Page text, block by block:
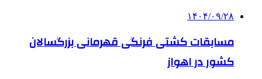
۱۴۰۴/۰۹/۲۸
مسابقات کشتی فرنگی قهرمانی بزرگسالان
کشور در اهواز